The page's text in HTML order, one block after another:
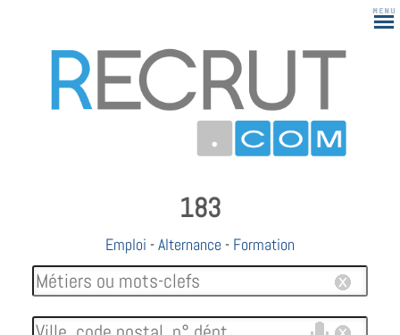
183
Emploi -Alternance - Formation